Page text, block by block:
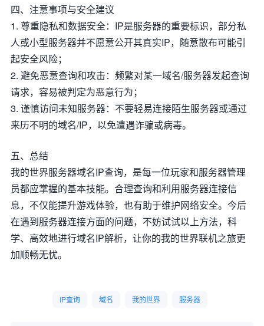
四、注意事项与安全建议
1. 尊重隐私和数据安全：IP是服务器的重要标识，部分私
人或小型服务器并不愿意公开其真实IP，随意散布可能引
起安全风险；
2. 避免恶意查询和攻击：频繁对某一域名/服务器发起查询
请求，容易被判定为恶意行为；
3. 谨慎访问未知服务器：不要轻易连接陌生服务器或通过
来历不明的域名/IP，以免遭遇诈骗或病毒。
五、总结
我的世界服务器域名IP查询，是每一位玩家和服务器管理
员都应掌握的基本技能。合理查询和利用服务器连接信
息，不仅能提升游戏体验，也有助于维护网络安全。今后
在遇到服务器连接方面的问题，不妨试试以上方法，科
学、高效地进行域名IP解析，让你的我的世界联机之旅更
加顺畅无忧。
IP查询 域名 我的世界 服务器